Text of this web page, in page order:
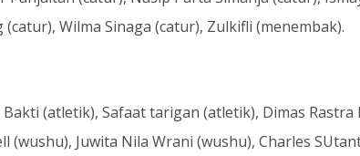
Wilma Sinaga (catur), Zulkifli (menembak).
(atletik), Safaat tarigan (atletik), Dimas Rastra
(wushu), Juwita Nila Wrani (wushu), Charles